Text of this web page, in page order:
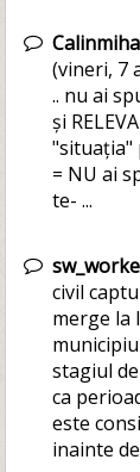
(vineri, 7
.. nu ai
și
"situația"
= NU ai
te- ...
civil
merge la
stagiul
ca
este
inainte